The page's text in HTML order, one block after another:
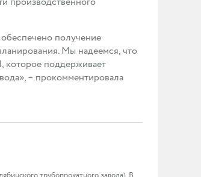
получение
Мы надеемся, что
которое поддерживает
– прокомментировала